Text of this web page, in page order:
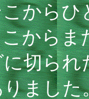
からひ
からま
切ら
ました